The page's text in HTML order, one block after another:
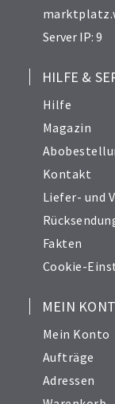
Server IP: 9
HILFE &
Hilfe
Magazin
Kontakt
Liefer- und
Fakten
Cookie-
MEIN
Mein Konto
Aufträge
Adressen